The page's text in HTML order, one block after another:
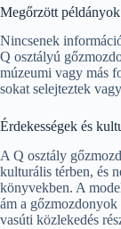
Megőrzött
Nincsenek
Q osztályú
múzeumi vagy más
sokat selejteztek
Érdekességek és
A Q osztály
kulturális térben, és
könyvekben. A
ám a gőzmozdonyok
vasúti közlekedés